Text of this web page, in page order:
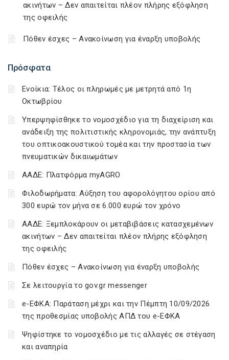
Πρόσφατα
Ενοίκια: Τέλος οι πληρωμές με μετρητά από 1η
Οκτωβρίου
Υπερψηφίσθηκε το νομοσχέδιο για τη διαχείριση και
ανάδειξη της πολιτιστικής κληρονομιάς, την ανάπτυξη
του οπτικοακουστικού τομέα και την προστασία των
πνευματικών δικαιωμάτων
ΑΑΔΕ: Πλατφόρμα myAGRO
Φιλοδωρήματα: Αύξηση του αφορολόγητου ορίου από
300 ευρώ τον μήνα σε 6.000 ευρώ τον χρόνο
ΑΑΔΕ: Ξεμπλοκάρουν οι μεταβιβάσεις κατασχεμένων
ακινήτων – Δεν απαιτείται πλέον πλήρης εξόφληση
της οφειλής
Πόθεν έσχες – Ανακοίνωση για έναρξη υποβολής
Σε λειτουργία το gov.gr messenger
e-ΕΦΚΑ: Παράταση μέχρι και την Πέμπτη 10/09/2026
της προθεσμίας υποβολής ΑΠΔ του e-ΕΦΚΑ
Ψηφίστηκε το νομοσχέδιο με τις αλλαγές σε στέγαση
και αναπηρία
ακινήτων – Δεν απαιτείται πλέον πλήρης εξόφληση
της οφειλής
Πόθεν έσχες – Ανακοίνωση για έναρξη υποβολής